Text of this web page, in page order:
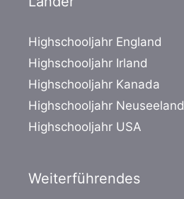
Highschooljahr England
Highschooljahr Irland
Highschooljahr Kanada
Highschooljahr Neuseeland
Highschooljahr USA
Weiterführendes